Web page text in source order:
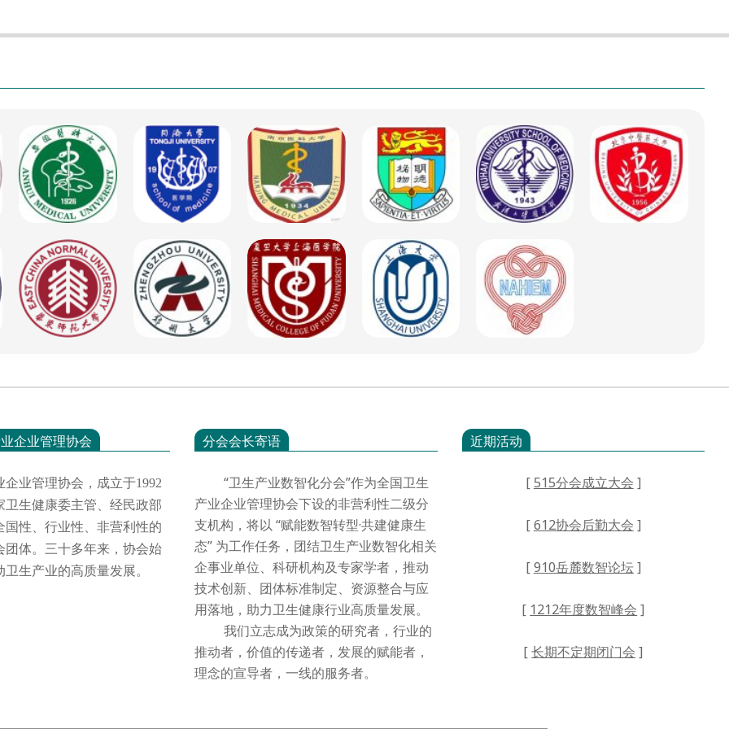
企业管理协会
企业管理协会，成立于1992
卫生健康委主管、经民政部
国性、行业性、非营利性的
团体。三十多年来，协会始
生产业的高质量发展。
分会会长寄语
“卫生产业数智化分会”作为全国卫生
产业企业管理协会下设的非营利性二级分
支机构，将以 “赋能数智转型·共建健康生
态” 为工作任务，团结卫生产业数智化相关
企事业单位、科研机构及专家学者，推动
技术创新、团体标准制定、资源整合与应
用落地，助力卫生健康行业高质量发展。
我们立志成为政策的研究者，行业的
推动者，价值的传递者，发展的赋能者，
理念的宣导者，一线的服务者。
近期活动
[515分会成立大会 ]
[612协会后勤大会 ]
[910岳麓数智论坛]
[ 1212年度数智峰会 ]
[长期不定期闭门会 ]